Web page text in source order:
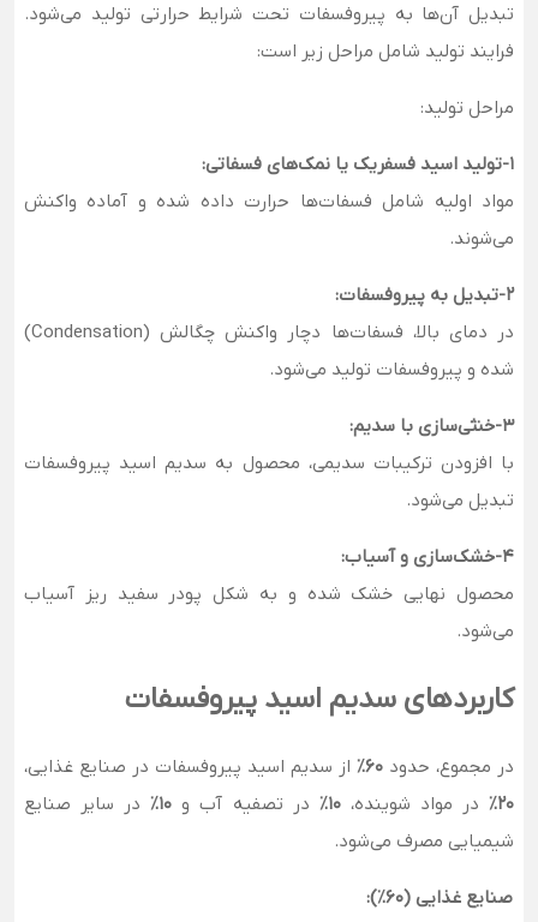
تبدیل آن‌ها به پیروفسفات تحت شرایط حرارتی تولید می‌شود.
فرایند تولید شامل مراحل زیر است:
مراحل تولید:
1-تولید اسید فسفریک یا نمک‌های فسفاتی:
مواد اولیه شامل فسفات‌ها حرارت داده شده و آماده واکنش
می‌شوند.
2-تبدیل به پیروفسفات:
در دمای بالا، فسفات‌ها دچار واکنش چگالش (Condensation)
شده و پیروفسفات تولید می‌شود.
3-خنثی‌سازی با سدیم:
با افزودن ترکیبات سدیمی، محصول به سدیم اسید پیروفسفات
تبدیل می‌شود.
4-خشک‌سازی و آسیاب:
محصول نهایی خشک شده و به شکل پودر سفید ریز آسیاب
می‌شود.
کاربردهای سدیم اسید پیروفسفات
در مجموع، حدود 60٪
از سدیم اسید پیروفسفات در صنایع غذایی،
20٪ در مواد شوینده،10٪ در تصفیه آب و 10٪ در سایر صنایع
شیمیایی مصرف می‌شود.
صنایع غذایی (60٪):